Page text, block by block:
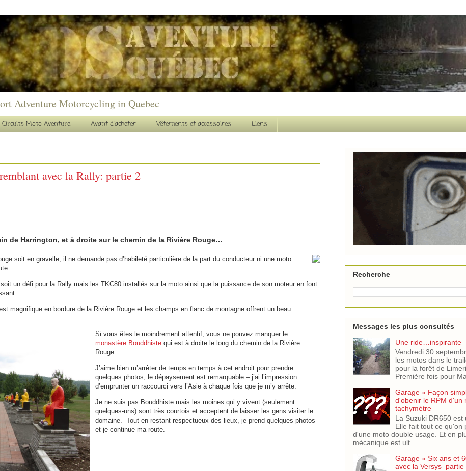
Adventure Motorcycling in Quebec
Circuits Moto Aventure Avant d'acheter Vêtements et accessoires Liens
avec la Rally: partie 2
de Harrington, et à droite sur le chemin de la Rivière Rouge…
soit en gravelle, il ne demande pas d’habileté particulière de la part du conducteur ni une moto
un défi pour la Rally mais les TKC80 installés sur la moto ainsi que la puissance de son moteur en font
magnifique en bordure de la Rivière Rouge et les champs en flanc de montagne offrent un beau
Si vous êtes le moindrement attentif, vous ne pouvez manquer le
monastère Bouddhiste qui est à droite le long du chemin de la Rivière
Rouge.
J’aime bien m’arrêter de temps en temps à cet endroit pour prendre
quelques photos, le dépaysement est remarquable – j’ai l’impression
d’emprunter un raccourci vers l’Asie à chaque fois que je m’y arrête.
Je ne suis pas Bouddhiste mais les moines qui y vivent (seulement
quelques-uns) sont très courtois et acceptent de laisser les gens visiter le
domaine. Tout en restant respectueux des lieux, je prend quelques photos
et je continue ma route.
Recherche
Messages les plus consultés
Une ride…inspirante
Vendredi 30
les motos dans le
pour la forêt de
Première fois pour
Garage » Façon
d'obenir le RPM d'un
tachymètre
La Suzuki DR650
Elle fait tout ce qu'on
d'une moto double usage. Et en
mécanique est ult...
Garage » Six ans et
avec la Versys–partie